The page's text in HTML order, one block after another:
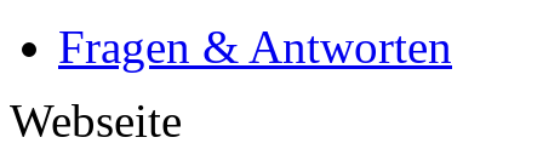
Fragen & Antworten
Webseite